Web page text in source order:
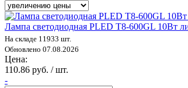
Лампа светодиодная PLED T8-600GL 10Вт
На складе 11933 шт.
Обновлено 07.08.2026
Цена:
110.86 руб. / шт.
-